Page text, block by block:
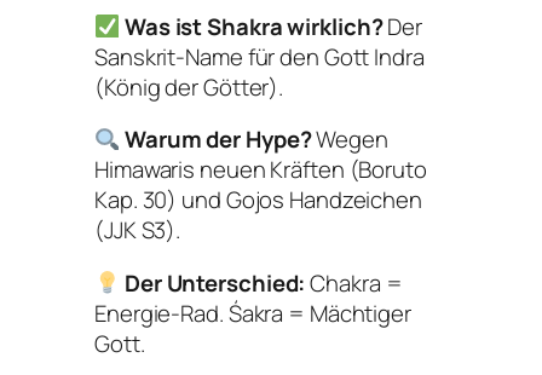
Was ist Shakra wirklich?Der
Sanskrit-Name für den Gott Indra
(König der Götter).
Warum der Hype?Wegen
Himawaris neuen Kräften (Boruto
Kap. 30) und Gojos Handzeichen
(JJK S3).
Der Unterschied:Chakra =
Energie-Rad. Śakra = Mächtiger
Gott.